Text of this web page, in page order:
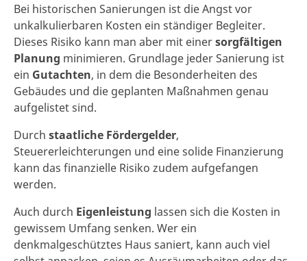
Bei historischen Sanierungen ist die Angst vor
unkalkulierbaren Kosten ein ständiger Begleiter.
Dieses Risiko kann man aber mit einersorgfältigen
Planung minimieren. Grundlage jeder Sanierung ist
ein Gutachten, in dem die Besonderheiten des
Gebäudes und die geplanten Maßnahmen genau
aufgelistet sind.
Durch staatliche Fördergelder,
Steuererleichterungen und eine solide Finanzierung
kann das finanzielle Risiko zudem aufgefangen
werden.
Auch durch Eigenleistung lassen sich die Kosten in
gewissem Umfang senken. Wer ein
denkmalgeschütztes Haus saniert, kann auch viel